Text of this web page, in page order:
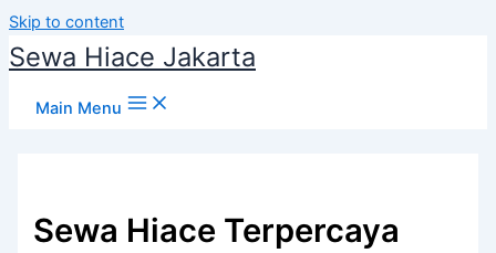
Skip to content
Sewa Hiace Jakarta
Main Menu
Sewa Hiace Terpercaya